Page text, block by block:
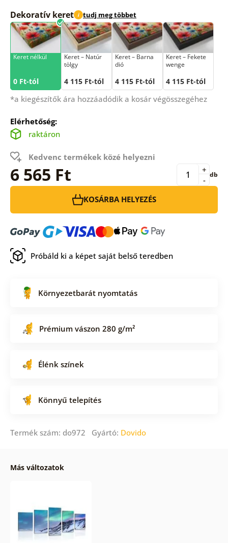
Dekoratív keret i tudj meg többet
Keret nélkül
0 Ft-tól
Keret – Natúr
tölgy
4 115 Ft-tól
Keret – Barna
dió
4 115 Ft-tól
Keret – Fekete
wenge
4 115 Ft-tól
*a kiegészítők ára hozzáadódik a kosár végösszegéhez
Elérhetőség:
raktáron
Kedvenc termékek közé helyezni
6 565 Ft -
+ db
KOSÁRBA HELYEZÉS
Próbáld ki a képet saját belső teredben
Környezetbarát nyomtatás
Prémium vászon 280 g/m²
Élénk színek
Könnyű telepítés
Termék szám: do972 Gyártó: Dovido
Más változatok